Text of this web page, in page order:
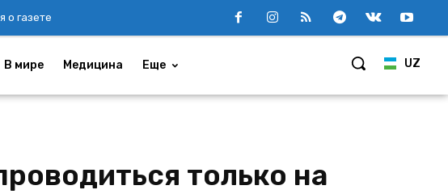
о газете
UZ
В мире Медицина Еще
только на